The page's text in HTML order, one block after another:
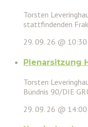
Torsten
stattfindenden
29. 09. 26 @ 10:30
Plenarsitzung
Torsten
Bündnis 90/DIE
29. 09. 26 @ 14:00